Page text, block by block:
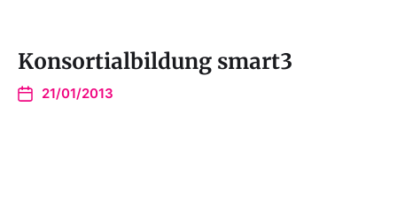
Konsortialbildung smart3
21/01/2013